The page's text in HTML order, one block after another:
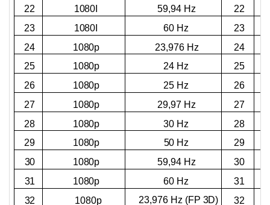
22 1080I 59,94 Hz
22
23
1080I 60 Hz
23
24
1080p 23,976 Hz
24
25
1080p 24 Hz
25
26
1080p 25 Hz
26
27
1080p 29,97 Hz
27
28
1080p 30 Hz
28
29
1080p 50 Hz
29
30
1080p 59,94 Hz
30
31
1080p 60 Hz
31
32
1080p 23,976 Hz (FP 3D)
32